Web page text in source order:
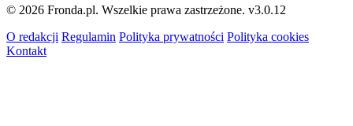
© 2026 Fronda.pl. Wszelkie prawa zastrzeżone. v3.0.12
O redakcji Regulamin Polityka prywatności Polityka cookies
Kontakt